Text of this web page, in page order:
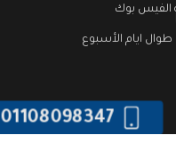
بوك
ايام الأسبوع
01108098347